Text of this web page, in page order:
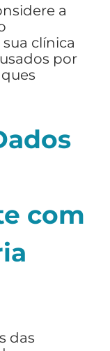
a
clínica
por
com
das